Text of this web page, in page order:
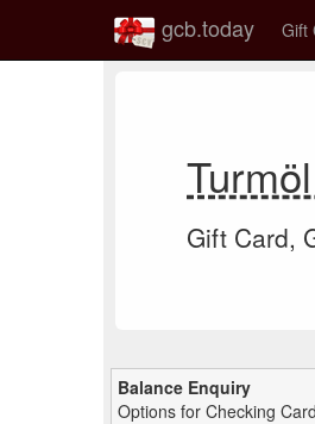
gcb.today Gift
Gift Card,
Balance Enquiry
Options for Checking